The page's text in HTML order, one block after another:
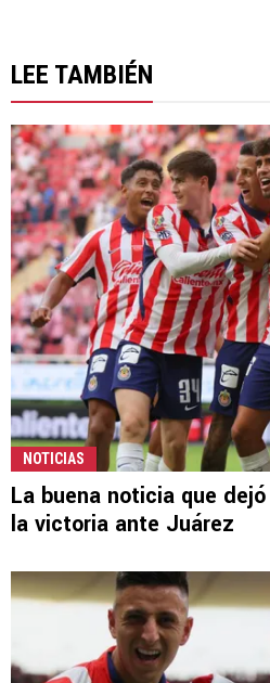
LEE TAMBIÉN
NOTICIAS
La buena noticia que
la victoria ante Juárez